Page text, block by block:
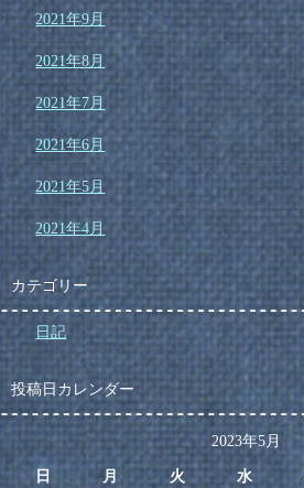
2021年9月
2021年8月
2021年7月
2021年6月
2021年5月
2021年4月
カテゴリー
日記
投稿日カレンダー
2023年5月
日 月 火 水